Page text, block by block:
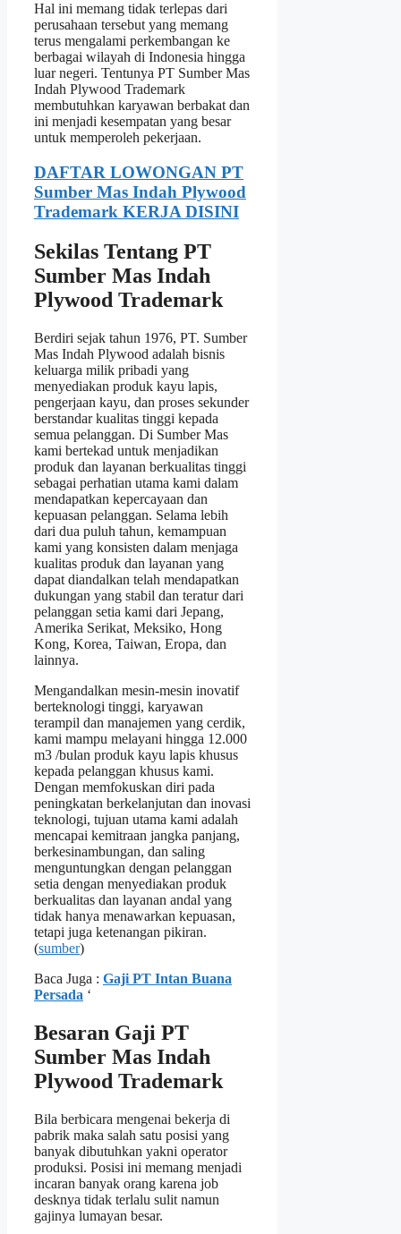
Hal ini memang tidak terlepas dari
perusahaan tersebut yang memang
terus mengalami perkembangan ke
berbagai wilayah di Indonesia hingga
luar negeri. Tentunya PT Sumber Mas
Indah Plywood Trademark
membutuhkan karyawan berbakat dan
ini menjadi kesempatan yang besar
untuk memperoleh pekerjaan.
DAFTAR LOWONGAN PT
Sumber Mas Indah Plywood
Trademark KERJA DISINI
Sekilas Tentang PT
Sumber Mas Indah
Plywood Trademark
Berdiri sejak tahun 1976, PT. Sumber
Mas Indah Plywood adalah bisnis
keluarga milik pribadi yang
menyediakan produk kayu lapis,
pengerjaan kayu, dan proses sekunder
berstandar kualitas tinggi kepada
semua pelanggan. Di Sumber Mas
kami bertekad untuk menjadikan
produk dan layanan berkualitas tinggi
sebagai perhatian utama kami dalam
mendapatkan kepercayaan dan
kepuasan pelanggan. Selama lebih
dari dua puluh tahun, kemampuan
kami yang konsisten dalam menjaga
kualitas produk dan layanan yang
dapat diandalkan telah mendapatkan
dukungan yang stabil dan teratur dari
pelanggan setia kami dari Jepang,
Amerika Serikat, Meksiko, Hong
Kong, Korea, Taiwan, Eropa, dan
lainnya.
Mengandalkan mesin-mesin inovatif
berteknologi tinggi, karyawan
terampil dan manajemen yang cerdik,
kami mampu melayani hingga 12.000
m3 /bulan produk kayu lapis khusus
kepada pelanggan khusus kami.
Dengan memfokuskan diri pada
peningkatan berkelanjutan dan inovasi
teknologi, tujuan utama kami adalah
mencapai kemitraan jangka panjang,
berkesinambungan, dan saling
menguntungkan dengan pelanggan
setia dengan menyediakan produk
berkualitas dan layanan andal yang
tidak hanya menawarkan kepuasan,
tetapi juga ketenangan pikiran.
(sumber)
Baca Juga : Gaji PT Intan Buana
Persada ‘
Besaran Gaji PT
Sumber Mas Indah
Plywood Trademark
Bila berbicara mengenai bekerja di
pabrik maka salah satu posisi yang
banyak dibutuhkan yakni operator
produksi. Posisi ini memang menjadi
incaran banyak orang karena job
desknya tidak terlalu sulit namun
gajinya lumayan besar.